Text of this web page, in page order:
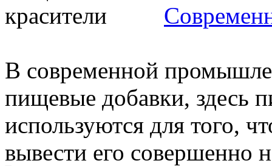
В современной
пищевые добавки, здесь
используются для того,
вывести его совершенно